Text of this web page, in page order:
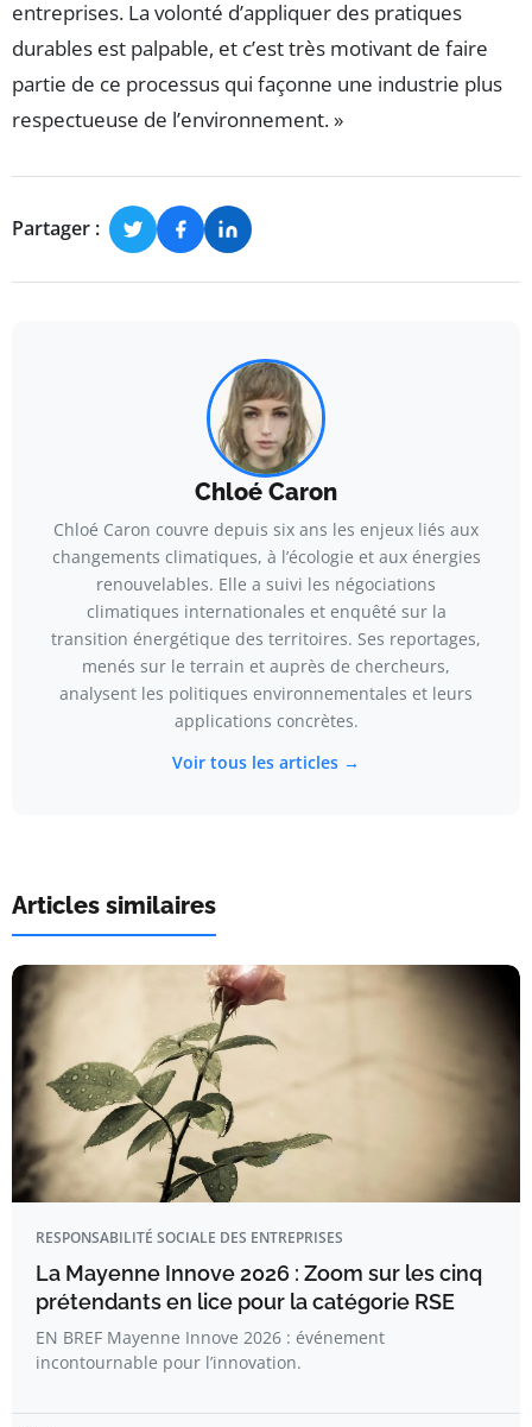
entreprises. La volonté d’appliquer des pratiques
durables est palpable, et c’est très motivant de faire
partie de ce processus qui façonne une industrie plus
respectueuse de l’environnement. »
Partager :
Chloé Caron
Chloé Caron couvre depuis six ans les enjeux liés aux
changements climatiques, à l’écologie et aux énergies
renouvelables. Elle a suivi les négociations
climatiques internationales et enquêté sur la
transition énergétique des territoires. Ses reportages,
menés sur le terrain et auprès de chercheurs,
analysent les politiques environnementales et leurs
applications concrètes.
Voir tous les articles →
Articles similaires
RESPONSABILITÉ SOCIALE DES ENTREPRISES
La Mayenne Innove 2026 : Zoom sur les cinq
prétendants en lice pour la catégorie RSE
EN BREF Mayenne Innove 2026 : événement
incontournable pour l’innovation.